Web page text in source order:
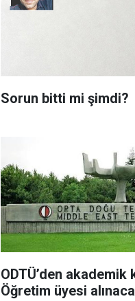
Sorun bitti mi şimdi?
ODTÜ’den akademik
Öğretim üyesi